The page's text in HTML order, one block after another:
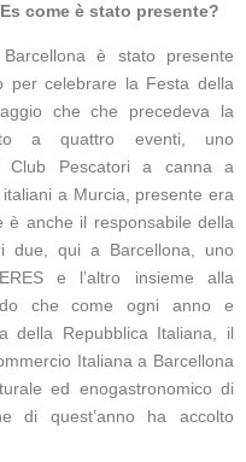
come è stato presente?
è stato presente
per celebrare la Festa della
che che precedeva la
a quattro eventi, uno
Club Pescatori a canna a
a Murcia, presente era
è anche il responsabile della
due, qui a Barcellona, uno
e l’altro insieme alla
che come ogni anno e
della Repubblica Italiana, il
Italiana a Barcellona
ed enogastronomico di
di quest’anno ha accolto